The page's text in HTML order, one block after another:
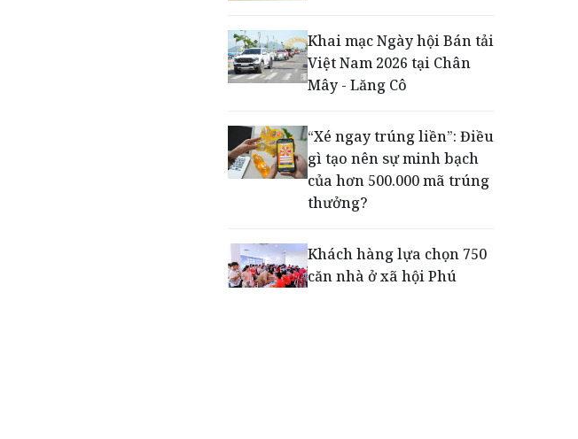
toán thưởng vượt kế
hoạch
lập nghiệp của người trẻ
toàn cầu
Khai mạc Ngày hội Bán tải
Việt Nam 2026 tại Chân
Mây - Lăng Cô
“Xé ngay trúng liền”: Điều
gì tạo nên sự minh bạch
của hơn 500.000 mã trúng
thưởng?
Khách hàng lựa chọn 750
căn nhà ở xã hội Phú